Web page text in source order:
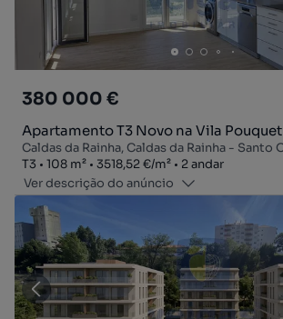
380 000 €
Apartamento T3 Novo na Vila Pouquet
Tipologia
T3
Zona108 m²
Preço por metro quadrado
3518,52 €/m²
Andar
2 andar
Ver descrição do anúncio